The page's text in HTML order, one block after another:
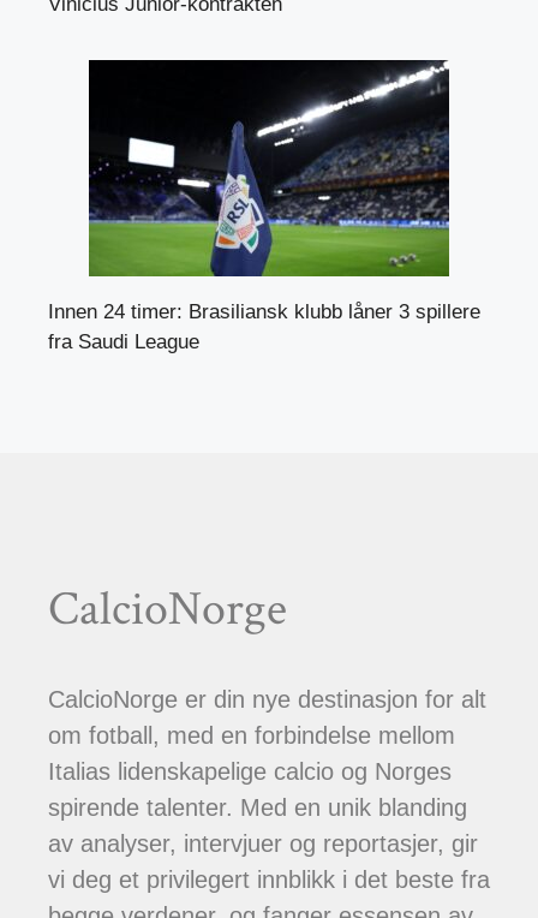
Innen 24 timer: Brasiliansk klubb låner 3 spillere
fra Saudi League
CalcioNorge
CalcioNorge er din nye destinasjon for alt
om fotball, med en forbindelse mellom
Italias lidenskapelige calcio og Norges
spirende talenter. Med en unik blanding
av analyser, intervjuer og reportasjer, gir
vi deg et privilegert innblikk i det beste fra